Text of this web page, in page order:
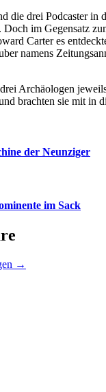
die drei Podcaster in
Doch im Gegensatz
Carter es
namens
Archäologen
brachten sie mit in
der Neunziger
im Sack
→